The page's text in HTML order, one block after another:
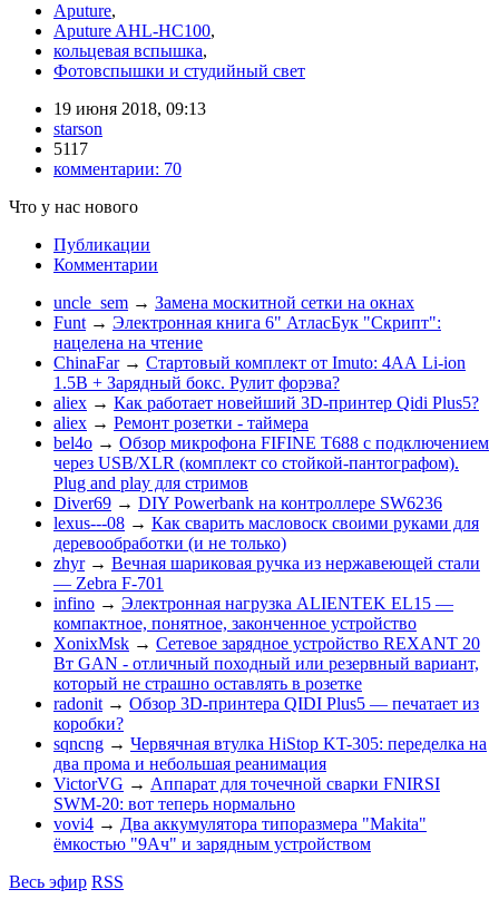
Aputure,
Aputure AHL-HC100,
кольцевая вспышка,
Фотовспышки и студийный свет
19 июня 2018, 09:13
starson
5117
комментарии: 70
Что у нас нового
Публикации
Комментарии
uncle_sem → Замена москитной сетки на окнах
Funt → Электронная книга 6" АтласБук "Скрипт":
нацелена на чтение
ChinaFar → Стартовый комплект от Imuto: 4АА Li-ion
1.5В + Зарядный бокс. Рулит форэва?
aliex → Как работает новейший 3D-принтер Qidi Plus5?
aliex → Ремонт розетки - таймера
bel4o → Обзор микрофона FIFINE T688 с подключением
через USB/XLR (комплект со стойкой-пантографом).
Plug and play для стримов
Diver69 → DIY Powerbank на контроллере SW6236
lexus---08 → Как сварить масловоск своими руками для
деревообработки (и не только)
zhyr → Вечная шариковая ручка из нержавеющей стали
— Zebra F-701
infino → Электронная нагрузка ALIENTEK EL15 —
компактное, понятное, законченное устройство
XonixMsk → Сетевое зарядное устройство REXANT 20
Вт GAN - отличный походный или резервный вариант,
который не страшно оставлять в розетке
radonit → Обзор 3D-принтера QIDI Plus5 — печатает из
коробки?
sqncng → Червячная втулка HiStop KT-305: переделка на
два прома и небольшая реанимация
VictorVG → Аппарат для точечной сварки FNIRSI
SWM-20: вот теперь нормально
vovi4 → Два аккумулятора типоразмера "Makita"
ёмкостью "9Ач" и зарядным устройством
Весь эфир RSS